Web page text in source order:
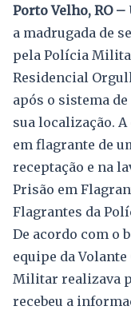
Porto Velho, RO –
a madrugada de
pela Polícia
Residencial
após o sistema
sua localização.
em flagrante de
receptação e na
Prisão em
Flagrantes da
De acordo com o
equipe da
Militar realizava
recebeu a